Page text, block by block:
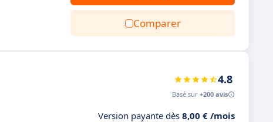
Comparer
4.8
Basé sur +200 avis
Version payante dès 8,00 € /mois